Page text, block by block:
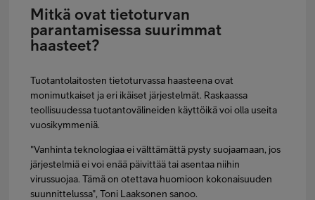
Mitkä ovat tietoturvan
parantamisessa suurimmat
haasteet?
Tuotantolaitosten tietoturvassa haasteena ovat
monimutkaiset ja eri ikäiset järjestelmät. Raskaassa
teollisuudessa tuotantovälineiden käyttöikä voi olla useita
vuosikymmeniä.
"Vanhinta teknologiaa ei välttämättä pysty suojaamaan, jos
järjestelmiä ei voi enää päivittää tai asentaa niihin
virussuojaa. Tämä on otettava huomioon kokonaisuuden
suunnittelussa", Toni Laaksonen sanoo.